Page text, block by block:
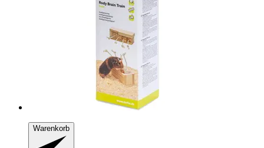
Warenkorb